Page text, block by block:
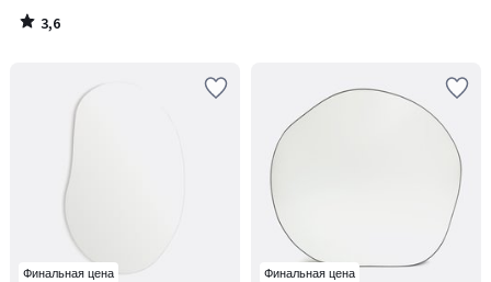
3,6
/
Финальная цена Финальная цена